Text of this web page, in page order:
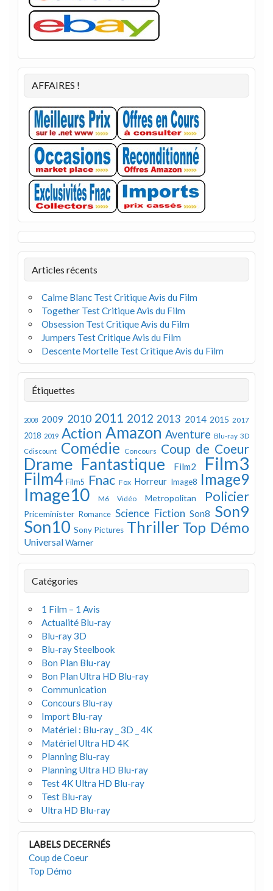
AFFAIRES !
Articles récents
Calme Blanc Test Critique Avis du Film
Together Test Critique Avis du Film
Obsession Test Critique Avis du Film
Jumpers Test Critique Avis du Film
Descente Mortelle Test Critique Avis du Film
Étiquettes
2008 2009 2010 2011 2012 2013 2014 2015 2017
2018 2019 Action Amazon Aventure Blu-ray 3D
Cdiscount Comédie Concours Coup de Coeur
Drame Fantastique Film2 Film3
Film4 Film5 Fnac Fox Horreur Image8 Image9
Image10 M6 Vidéo Metropolitan Policier
Priceminister Romance Science Fiction Son8 Son9
Son10 Sony Pictures Thriller Top Démo
UniversalWarner
Catégories
1 Film – 1 Avis
Actualité Blu-ray
Blu-ray 3D
Blu-ray Steelbook
Bon Plan Blu-ray
Bon Plan Ultra HD Blu-ray
Communication
Concours Blu-ray
Import Blu-ray
Matériel : Blu-ray _ 3D _ 4K
Matériel Ultra HD 4K
Planning Blu-ray
Planning Ultra HD Blu-ray
Test 4K Ultra HD Blu-ray
Test Blu-ray
Ultra HD Blu-ray
LABELS DECERNÉS
Coup de Coeur
Top Démo